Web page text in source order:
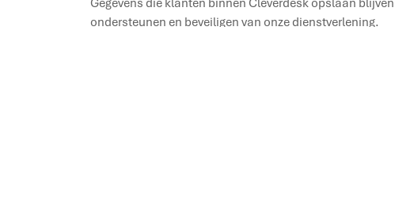
ondersteunen en beveiligen van onze dienstverlening.